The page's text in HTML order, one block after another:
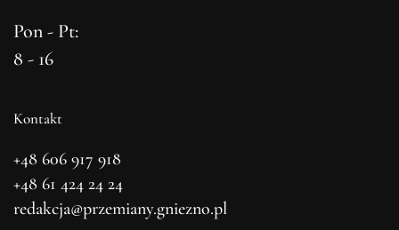
Pon - Pt:
8 - 16
Kontakt
+48 606 917 918
+48 61 424 24 24
redakcja@przemiany.gniezno.pl